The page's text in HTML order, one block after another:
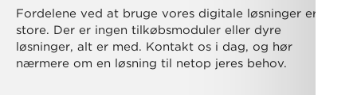
Fordelene ved at bruge vores digitale løsninger er
store. Der er ingen tilkøbsmoduler eller dyre
løsninger, alt er med. Kontakt os i dag, og hør
nærmere om en løsning til netop jeres behov.